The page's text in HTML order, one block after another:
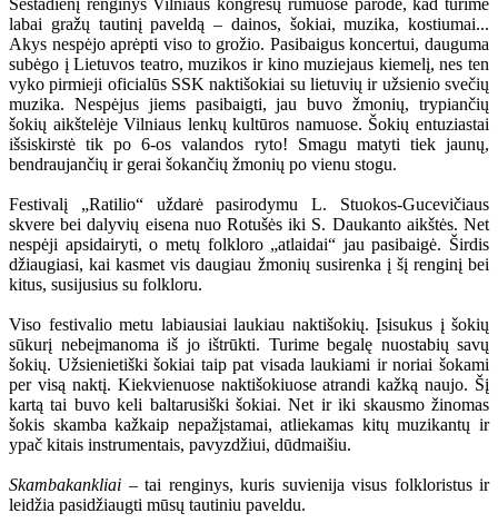
labai gražų tautinį paveldą – dainos, šokiai, muzika, kostiumai...
Akys nespėjo aprėpti viso to grožio. Pasibaigus koncertui, dauguma
subėgo į Lietuvos teatro, muzikos ir kino muziejaus kiemelį, nes ten
vyko pirmieji oficialūs SSK naktišokiai su lietuvių ir užsienio svečių
muzika. Nespėjus jiems pasibaigti, jau buvo žmonių, trypiančių
šokių aikštelėje Vilniaus lenkų kultūros namuose. Šokių entuziastai
išsiskirstė tik po 6-os valandos ryto! Smagu matyti tiek jaunų,
bendraujančių ir gerai šokančių žmonių po vienu stogu.
Festivalį „Ratilio“ uždarė pasirodymu L. Stuokos-Gucevičiaus
skvere bei dalyvių eisena nuo Rotušės iki S. Daukanto aikštės. Net
nespėji apsidairyti, o metų folkloro „atlaidai“ jau pasibaigė. Širdis
džiaugiasi, kai kasmet vis daugiau žmonių susirenka į šį renginį bei
kitus, susijusius su folkloru.
Viso festivalio metu labiausiai laukiau naktišokių. Įsisukus į šokių
sūkurį nebeįmanoma iš jo ištrūkti. Turime begalę nuostabių savų
šokių. Užsienietiški šokiai taip pat visada laukiami ir noriai šokami
per visą naktį. Kiekvienuose naktišokiuose atrandi kažką naujo. Šį
kartą tai buvo keli baltarusiški šokiai. Net ir iki skausmo žinomas
šokis skamba kažkaip nepažįstamai, atliekamas kitų muzikantų ir
ypač kitais instrumentais, pavyzdžiui, dūdmaišiu.
Skambakankliai – tai renginys, kuris suvienija visus folkloristus ir
leidžia pasidžiaugti mūsų tautiniu paveldu.